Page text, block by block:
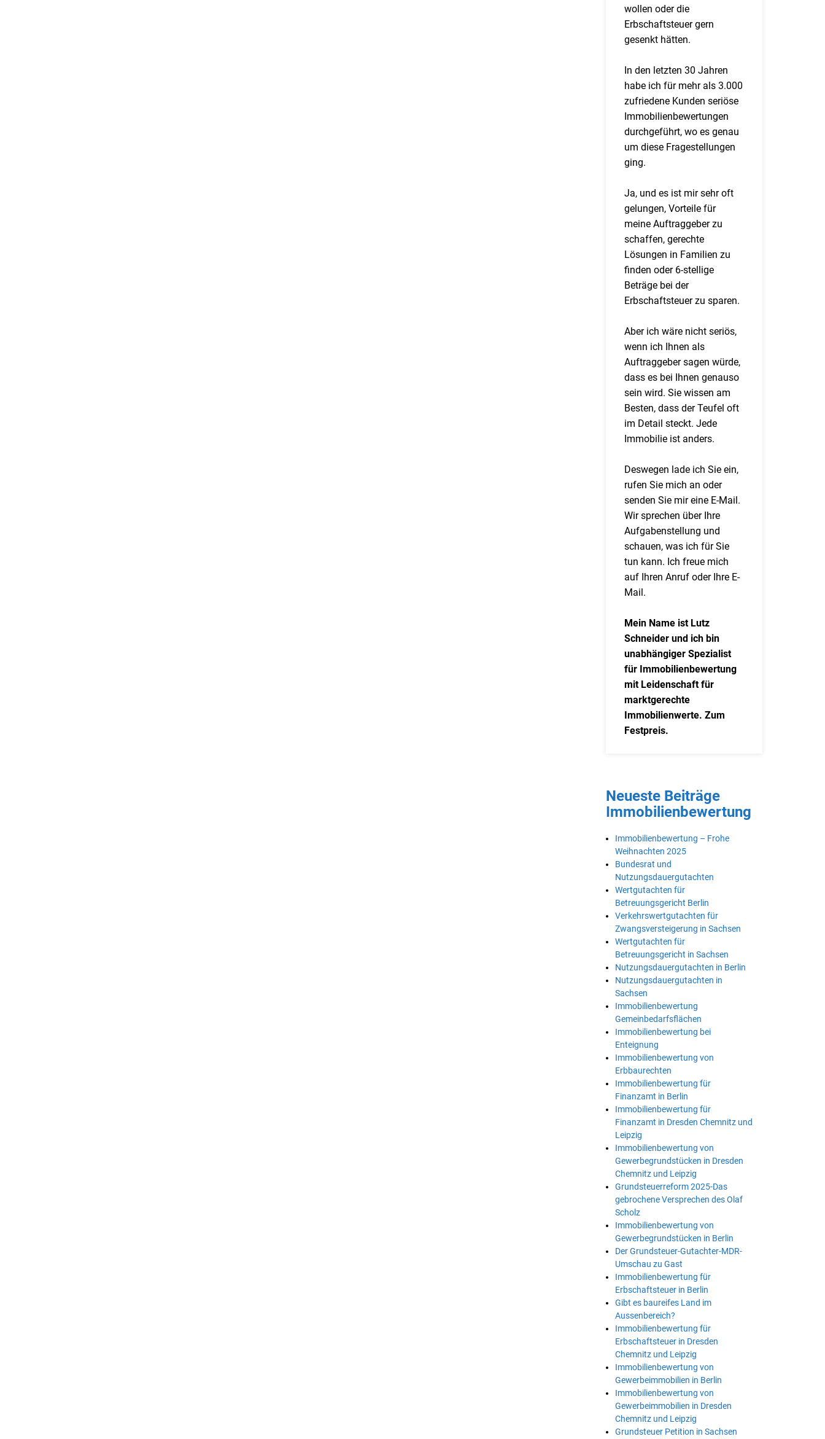
wollen oder die
Erbschaftsteuer gern
gesenkt hätten.
In den letzten 30 Jahren
habe ich für mehr als 3.000
zufriedene Kunden seriöse
Immobilienbewertungen
durchgeführt, wo es genau
um diese Fragestellungen
ging.
Ja, und es ist mir sehr oft
gelungen, Vorteile für
meine Auftraggeber zu
schaffen, gerechte
Lösungen in Familien zu
finden oder 6-stellige
Beträge bei der
Erbschaftsteuer zu sparen.
Aber ich wäre nicht seriös,
wenn ich Ihnen als
Auftraggeber sagen würde,
dass es bei Ihnen genauso
sein wird. Sie wissen am
Besten, dass der Teufel oft
im Detail steckt. Jede
Immobilie ist anders.
Deswegen lade ich Sie ein,
rufen Sie mich an oder
senden Sie mir eine E-Mail.
Wir sprechen über Ihre
Aufgabenstellung und
schauen, was ich für Sie
tun kann. Ich freue mich
auf Ihren Anruf oder Ihre E-
Mail.
Mein Name ist Lutz
Schneider und ich bin
unabhängiger Spezialist
für Immobilienbewertung
mit Leidenschaft für
marktgerechte
Immobilienwerte. Zum
Festpreis.
Neueste Beiträge
Immobilienbewertung
Immobilienbewertung – Frohe
Weihnachten 2025
Bundesrat und
Nutzungsdauergutachten
Wertgutachten für
Betreuungsgericht Berlin
Verkehrswertgutachten für
Zwangsversteigerung in Sachsen
Wertgutachten für
Betreuungsgericht in Sachsen
Nutzungsdauergutachten in Berlin
Nutzungsdauergutachten in
Sachsen
Immobilienbewertung
Gemeinbedarfsflächen
Immobilienbewertung bei
Enteignung
Immobilienbewertung von
Erbbaurechten
Immobilienbewertung für
Finanzamt in Berlin
Immobilienbewertung für
Finanzamt in Dresden Chemnitz und
Leipzig
Immobilienbewertung von
Gewerbegrundstücken in Dresden
Chemnitz und Leipzig
Grundsteuerreform 2025-Das
gebrochene Versprechen des Olaf
Scholz
Immobilienbewertung von
Gewerbegrundstücken in Berlin
Der Grundsteuer-Gutachter-MDR-
Umschau zu Gast
Immobilienbewertung für
Erbschaftsteuer in Berlin
Gibt es baureifes Land im
Aussenbereich?
Immobilienbewertung für
Erbschaftsteuer in Dresden
Chemnitz und Leipzig
Immobilienbewertung von
Gewerbeimmobilien in Berlin
Immobilienbewertung von
Gewerbeimmobilien in Dresden
Chemnitz und Leipzig
Grundsteuer Petition in Sachsen